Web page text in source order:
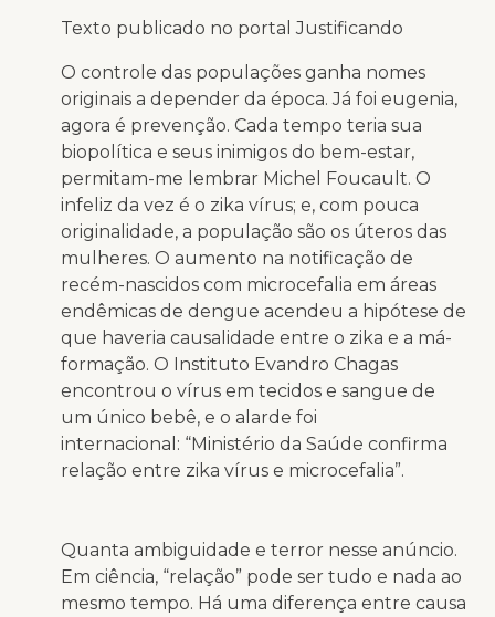
Texto publicado no portal Justificando
O controle das populações ganha nomes
originais a depender da época. Já foi eugenia,
agora é prevenção. Cada tempo teria sua
biopolítica e seus inimigos do bem-estar,
permitam-me lembrar Michel Foucault. O
infeliz da vez é o zika vírus; e, com pouca
originalidade, a população são os úteros das
mulheres. O aumento na notificação de
recém-nascidos com microcefalia em áreas
endêmicas de dengue acendeu a hipótese de
que haveria causalidade entre o zika e a má-
formação. O Instituto Evandro Chagas
encontrou o vírus em tecidos e sangue de
um único bebê, e o alarde foi
internacional: “Ministério da Saúde confirma
relação entre zika vírus e microcefalia”.
Quanta ambiguidade e terror nesse anúncio.
Em ciência, “relação” pode ser tudo e nada ao
mesmo tempo. Há uma diferença entre causa